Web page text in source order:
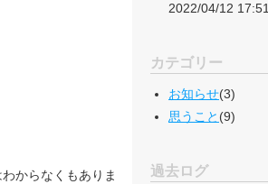
からなくもありま
2022/04/12 17:51
カテゴリー
お知らせ(3)
思うこと (9)
過去ログ